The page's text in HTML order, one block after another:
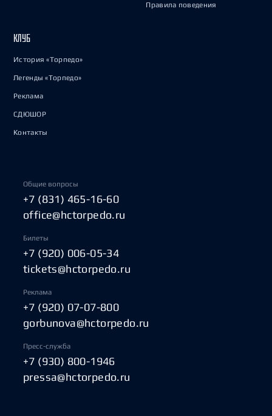
Правила поведения
КЛУБ
История «Торпедо»
Легенды «Торпедо»
Реклама
СДЮШОР
Контакты
Общие вопросы
+7 (831) 465-16-60
office@hctorpedo.ru
Билеты
+7 (920) 006-05-34
tickets@hctorpedo.ru
Реклама
+7 (920) 07-07-800
gorbunova@hctorpedo.ru
Пресс-служба
+7 (930) 800-1946
pressa@hctorpedo.ru